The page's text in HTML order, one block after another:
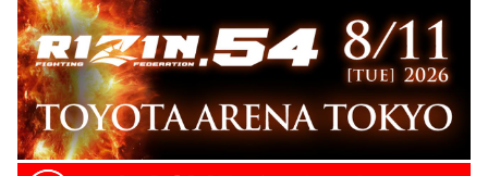
冬祭り2025 概要 開催日時 2025年12月28日
（日）、29日（月）11:00〜20...